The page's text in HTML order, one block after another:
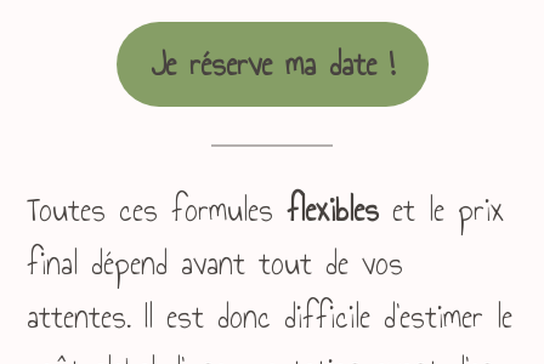
Je réserve ma date !
Toutes ces formulesflexibles et le prix
final dépend avant tout de vos
attentes. Il est donc difficile d’estimer le